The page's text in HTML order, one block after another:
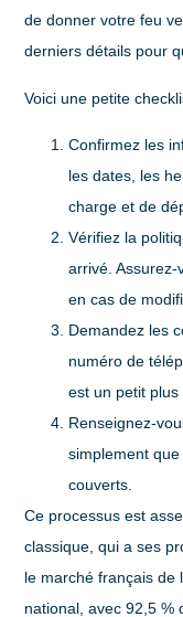
de donner votre feu
derniers détails pour
Voici une petite
Confirmez les
les dates, les
charge et de
Vérifiez la
arrivé.
en cas de
Demandez les
numéro de
est un petit plus
Renseignez-
simplement
couverts.
Ce processus est
classique, qui a ses
le marché français de
national, avec92,5 %